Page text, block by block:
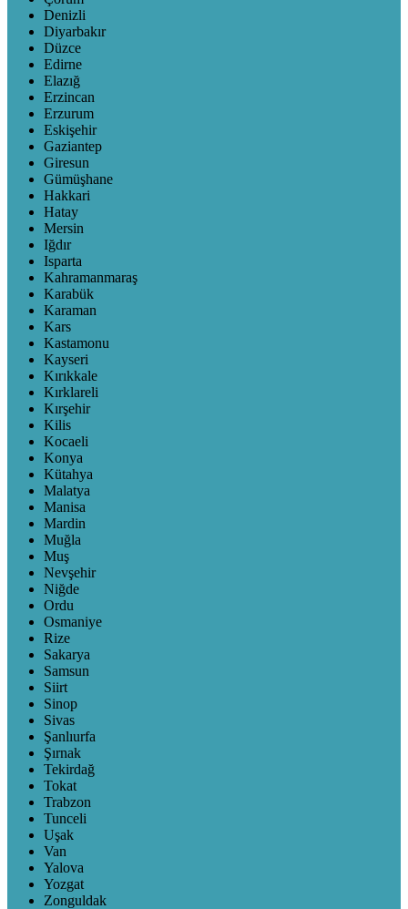
Denizli
Diyarbakır
Düzce
Edirne
Elazığ
Erzincan
Erzurum
Eskişehir
Gaziantep
Giresun
Gümüşhane
Hakkari
Hatay
Mersin
Iğdır
Isparta
Kahramanmaraş
Karabük
Karaman
Kars
Kastamonu
Kayseri
Kırıkkale
Kırklareli
Kırşehir
Kilis
Kocaeli
Konya
Kütahya
Malatya
Manisa
Mardin
Muğla
Muş
Nevşehir
Niğde
Ordu
Osmaniye
Rize
Sakarya
Samsun
Siirt
Sinop
Sivas
Şanlıurfa
Şırnak
Tekirdağ
Tokat
Trabzon
Tunceli
Uşak
Van
Yalova
Yozgat
Zonguldak